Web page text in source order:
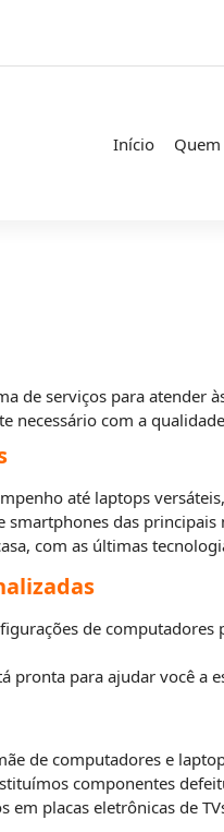
Início
de serviços para
necessário com a
até laptops
das
com as últimas
de computadores
pronta para ajudar você a
de computadores e
componentes
em placas eletrônicas de